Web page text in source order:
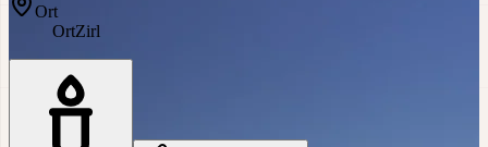
Ort
OrtZirl